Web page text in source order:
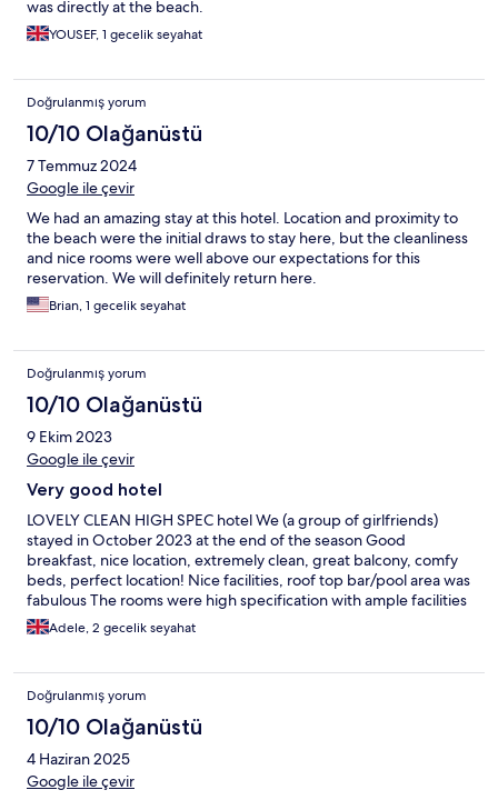
was directly at the beach.
YOUSEF, 1 gecelik seyahat
Doğrulanmış yorum
10/10 Olağanüstü
7 Temmuz 2024
Google ile çevir
We had an amazing stay at this hotel. Location and proximity to
the beach were the initial draws to stay here, but the cleanliness
and nice rooms were well above our expectations for this
reservation. We will definitely return here.
Brian, 1 gecelik seyahat
Doğrulanmış yorum
10/10 Olağanüstü
9 Ekim 2023
Google ile çevir
Very good hotel
LOVELY CLEAN HIGH SPEC hotel We (a group of girlfriends)
stayed in October 2023 at the end of the season Good
breakfast, nice location, extremely clean, great balcony, comfy
beds, perfect location! Nice facilities, roof top bar/pool area was
fabulous The rooms were high specification with ample facilities
Adele, 2 gecelik seyahat
Doğrulanmış yorum
10/10 Olağanüstü
4 Haziran 2025
Google ile çevir